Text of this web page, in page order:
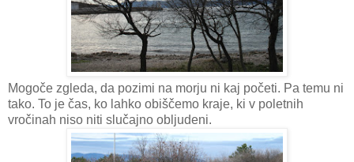
Mogoče zgleda, da pozimi na morju ni kaj početi. Pa temu ni
tako. To je čas, ko lahko obiščemo kraje, ki v poletnih
vročinah niso niti slučajno obljudeni.